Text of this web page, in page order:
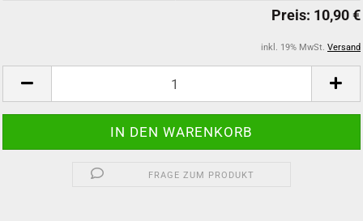
inkl. 19% MwSt. Versand
FRAGE ZUM PRODUKT